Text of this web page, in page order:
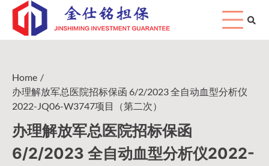
Skip
content
Home
办理解放军总医院招标保函 6/2/2023 全自动血型分析仪
2022-JQ06-W3747项目（第二次）
办理解放军总医院招标保函
6/2/2023 全自动血型分析仪2022-